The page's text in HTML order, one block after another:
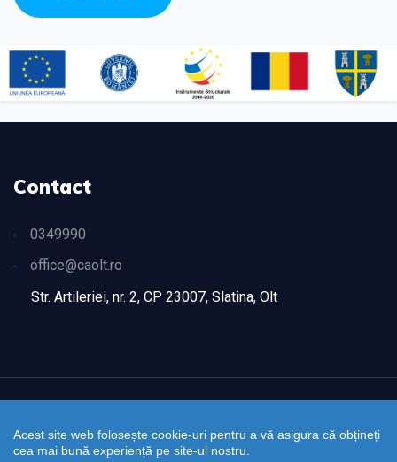
Contact
0349990
office@caolt.ro
Str. Artileriei, nr. 2, CP 23007, Slatina, Olt
Acest site web folosește cookie-uri pentru a vă asigura că obțineți
cea mai bună experiență pe site-ul nostru.